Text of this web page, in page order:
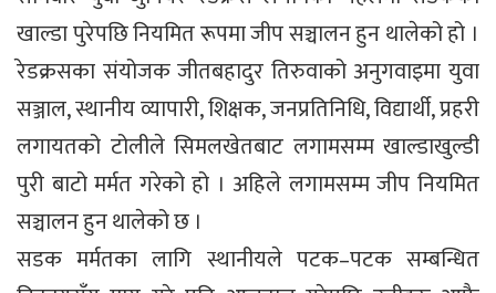
खाल्डा पुरेपछि नियमित रूपमा जीप सञ्चालन हुन थालेको हो ।
रेडक्रसका संयोजक जीतबहादुर तिरुवाको अनुगवाइमा युवा
सञ्जाल, स्थानीय व्यापारी, शिक्षक, जनप्रतिनिधि, विद्यार्थी, प्रहरी
लगायतको टोलीले सिमलखेतबाट लगामसम्म खाल्डाखुल्डी
पुरी बाटो मर्मत गरेको हो । अहिले लगामसम्म जीप नियमित
सञ्चालन हुन थालेको छ ।
सडक मर्मतका लागि स्थानीयले पटक–पटक सम्बन्धित